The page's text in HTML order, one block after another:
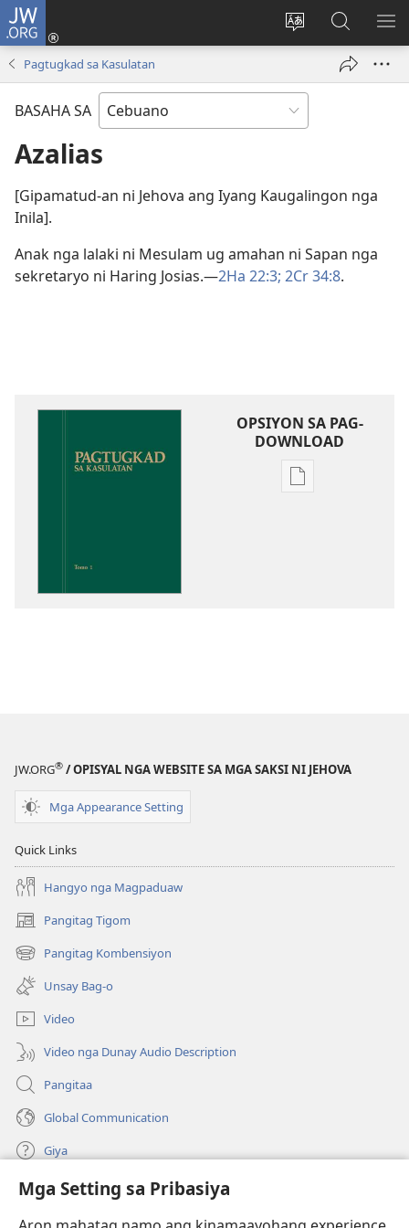
Mga Setting sa Pribasiya
JW.ORG
Ilisi
pinulongan
sa
site
Log
ug
Pangitaa
sa
JW.ORG
Pagtugkad sa Kasulatan
BASAHA SA
Azalias
[Gipamatud-an ni Jehova ang Iyang Kaugalingon nga
Inila].
Anak nga lalaki ni Mesulam ug amahan ni Sapan nga
sekretaryo ni Haring Josias.​—2Ha 22:3; 2Cr 34:8.
OPSIYON SA PAG-
DOWNLOAD
Opsiyon
JW.ORG® / OPISYAL NGA WEBSITE SA MGA SAKSI NI JEHOVA
Mga Appearance Setting
Quick Links
Hangyo nga Magpaduaw
Pangitag Tigom
(mo-
open
ug
bag-
ong
window)
Pangitag Kombensiyon
(mo-
open
ug
bag-
ong
window)
Unsay Bag-o
Video
Video nga Dunay Audio Description
Pangitaa
Global Communication
Giya
Donasyon
(mo-
open